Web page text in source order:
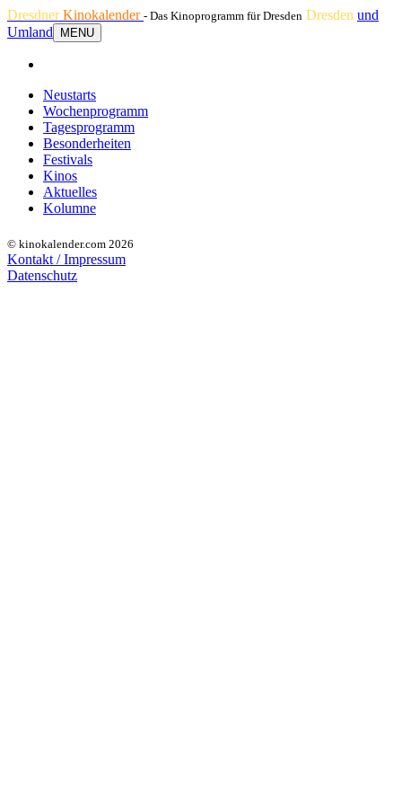
DresdnerKinokalender - Das Kinoprogramm für Dresden Dresden und
Umland
MENU
Neustarts
Wochenprogramm
Tagesprogramm
Besonderheiten
Festivals
Kinos
Aktuelles
Kolumne
© kinokalender.com 2026
Kontakt / Impressum
Datenschutz